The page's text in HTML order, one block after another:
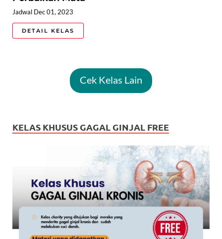
Jadwal Dec 01, 2023
DETAIL KELAS
Cek Kelas Lain
KELAS KHUSUS GAGAL GINJAL FREE